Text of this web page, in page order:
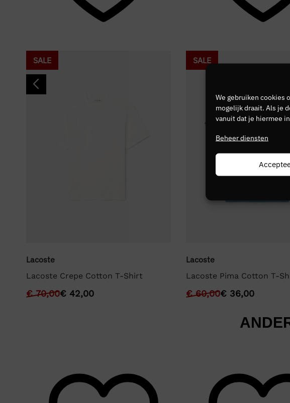
We gebruiken cookies
mogelijk draait. Als je
vanuit dat je hiermee
Beheer diensten
SALE
Lacoste
Lacoste Crepe Cotton T-Shirt
€70,00€ 42,00
SALE
Lacoste
Lacoste Pima Cotton T-
€60,00€36,00